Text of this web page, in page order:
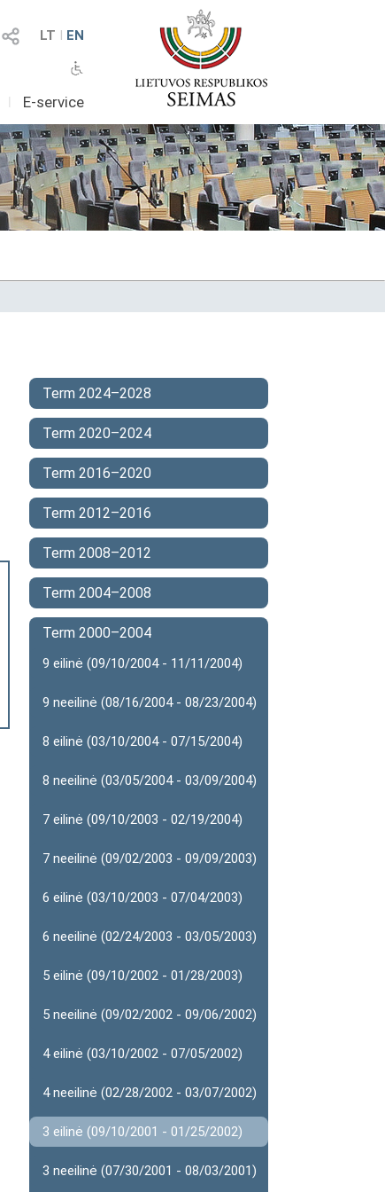
LT I EN
I E-service
Term 2024–2028
Term 2020–2024
Term 2016–2020
Term 2012–2016
Term 2008–2012
Term 2004–2008
Term 2000–2004
9 eilinė (09/10/2004 - 11/11/2004)
9 neeilinė (08/16/2004 - 08/23/2004)
8 eilinė (03/10/2004 - 07/15/2004)
8 neeilinė (03/05/2004 - 03/09/2004)
7 eilinė (09/10/2003 - 02/19/2004)
7 neeilinė (09/02/2003 - 09/09/2003)
6 eilinė (03/10/2003 - 07/04/2003)
6 neeilinė (02/24/2003 - 03/05/2003)
5 eilinė (09/10/2002 - 01/28/2003)
5 neeilinė (09/02/2002 - 09/06/2002)
4 eilinė (03/10/2002 - 07/05/2002)
4 neeilinė (02/28/2002 - 03/07/2002)
3 eilinė (09/10/2001 - 01/25/2002)
3 neeilinė (07/30/2001 - 08/03/2001)